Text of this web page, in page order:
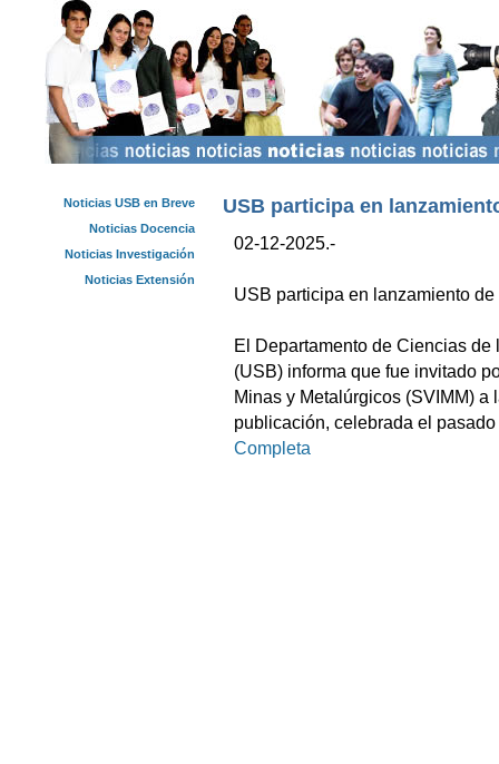
USB participa en
02-12-2025.-
USB participa en lanzamiento
El Departamento de Ciencias
(USB) informa que fue invitado
Minas y Metalúrgicos (SVIMM)
publicación, celebrada el
Completa
Noticias USB en Breve
Noticias Docencia
Noticias Investigación
Noticias Extensión